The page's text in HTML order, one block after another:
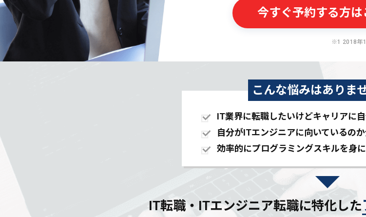
今すぐ予約する方は
※1 2018年
こんな悩みはありま
IT業界に転職したいけどキャリアに
自分がITエンジニアに向いているの
効率的にプログラミングスキルを身
IT転職・ITエンジニア転職に特化した